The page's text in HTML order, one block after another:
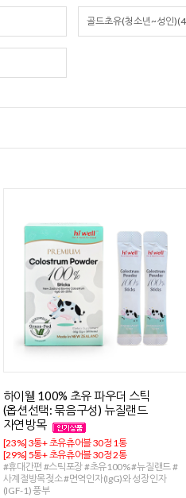
골드초유(청소년~성인
하이웰 100% 초유 파우더 스틱
(옵션선택: 묶음구성) 뉴질랜드
자연방목
[23%] 3통+ 초유츄어블 30정 1통
[29%] 5통+ 초유츄어블 30정 2통
#휴대간편 #스틱포장 #초유100% #뉴질랜드 #
사계절방목젖소 #면역인자(IgG)와 성장인자
(IGF-1) 풍부